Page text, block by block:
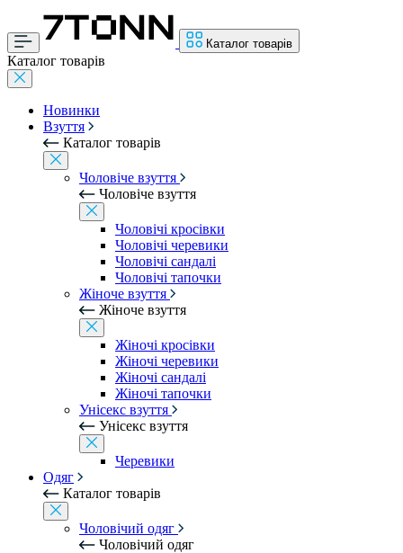
Каталог товарів
Каталог товарів
Новинки
Взуття
Каталог товарів
Чоловіче взуття
Чоловіче взуття
Чоловічі кросівки
Чоловічі черевики
Чоловічі сандалі
Чоловічі тапочки
Жіноче взуття
Жіноче взуття
Жіночі кросівки
Жіночі черевики
Жіночі сандалі
Жіночі тапочки
Унісекс взуття
Унісекс взуття
Черевики
Одяг
Каталог товарів
Чоловічий одяг
Чоловічий одяг